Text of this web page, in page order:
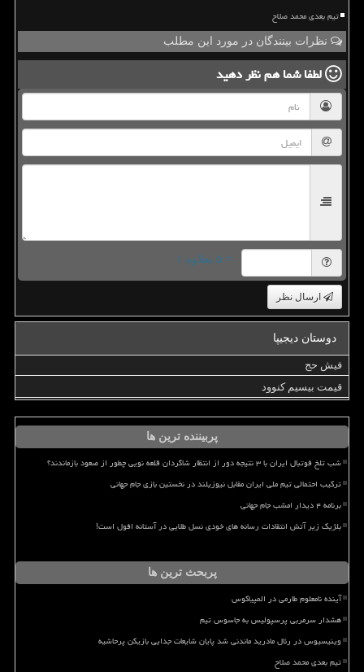
تیم بعدی محمد صلاح
نظرات بینندگان در مورد این مطلب
لطفا شما همنظر دهید
= ۵ بعلاوه ۱
ارسال نظر
دوستان دیجیپا
فیش حج
قیمت بیسیم کنوود
پربیننده ترین ها
شب تلخ فوتبال ایران با ۳ نتیجه دور از انتظار شاگردان قلعه نویی چطور از صعود بازماندند؟
ترکیب احتمالی تیم ملی ایران مقابل نیوزیلند در نخستین بازی جام جهانی
برنامه ۴ دیدار امشب جام جهانی
بلژیک زیر آتش انتقادات رسانه های خودی نسل طلایی در آستانه افول است!
پربحث ترین ها
آینده نامعلوم طارمی در المپیاکوس
هشدار سرمربی پرسپولیس به جاسوس تیم
وینیسیوس در رئال مادرید ماندنی شد پایان شایعات جدایی بازیکن پرحاشیه
تیم بعدی محمد صلاح